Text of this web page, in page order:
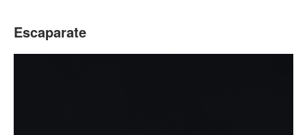
Escaparate